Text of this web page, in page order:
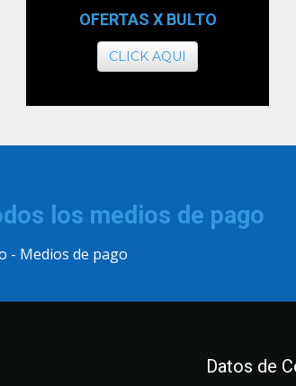
OFERTAS X BULTO
CLICK AQUI
los medios de pago
Datos de